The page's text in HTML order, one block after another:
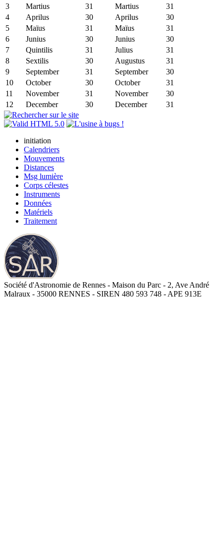
3
Martius 31 Martius
31
4
Aprilus 30 Aprilus
30
5
Maïus 31 Maïus
31
6
Junius 30 Junius
30
7
Quintilis 31 Julius
31
8
Sextilis 30 Augustus
31
9
September 31 September
30
10
October 30 October
31
11
November 31 November
30
12
December 30 December 31
initiation
Calendriers
Mouvements
Distances
Msg lumière
Corps célestes
Instruments
Données
Matériels
Traitement
Société d'Astronomie de Rennes - Maison du Parc - 2, Ave André
Malraux - 35000 RENNES - SIREN 480 593 748 - APE 913E